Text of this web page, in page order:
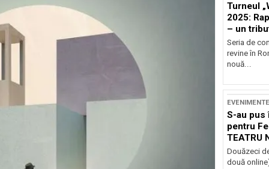
Turneul
2025:
– un
și
Seria de
revine în
nouă...
EVENIMENTE
S-au pus
pentru
TEATRU
Douăzeci
două